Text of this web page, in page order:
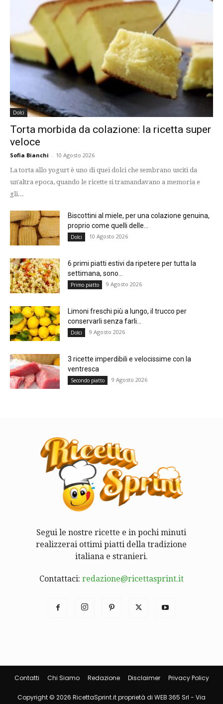
Dolci
Torta morbida da colazione: la ricetta super
veloce
Sofia Bianchi - 10 Agosto 2026
La torta allo yogurt è uno di quei dolci che sembrano usciti da
un'altra epoca, quando le ricette si tramandavano a memoria e
gli...
Biscottini al miele, per una colazione genuina,
proprio come quelli delle...
Dolci 10 Agosto 2026
6 primi piatti estivi da ripetere per tutta la
settimana, sono...
Primo piatto 9 Agosto 2026
Limoni freschi più a lungo, il trucco per
conservarli senza farli...
Dolci 9 Agosto 2026
3 ricette imperdibili e velocissime con la
ventresca
Secondo piatto 9 Agosto 2026
Segui le nostre ricette e in pochi minuti
realizzerai ottimi piatti della tradizione
italiana e stranieri.
Contattaci: redazione@ricettasprint.it
Contatti Chi Siamo Redazione Disclaimer Privacy Policy
Copyright © 2026 RicettaSprint.it proprietà di WEB 365 Srl - Via